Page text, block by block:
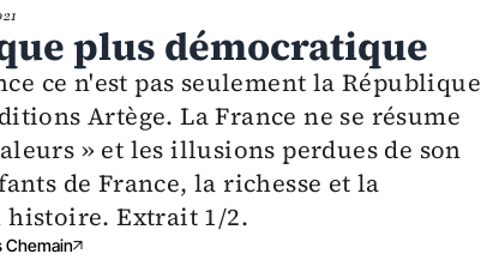
plus démocratique
ce n'est pas seulement la République
Artège. La France ne se résume
» et les illusions perdues de son
de France, la richesse et la
histoire. Extrait 1/2.
Chemain